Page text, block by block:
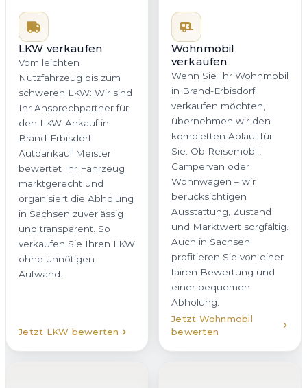
LKW verkaufen
Vom leichten
Nutzfahrzeug bis zum
schweren LKW: Wir sind
Ihr Ansprechpartner für
den LKW-Ankauf in
Brand-Erbisdorf.
Autoankauf Meister
bewertet Ihr Fahrzeug
marktgerecht und
organisiert die Abholung
in Sachsen zuverlässig
und transparent. So
verkaufen Sie Ihren LKW
ohne unnötigen
Aufwand.
Jetzt LKW bewerten
in Brand-Erbisdorf
verkaufen möchten,
übernehmen wir den
kompletten Ablauf für
Sie. Ob Reisemobil,
Campervan oder
Wohnwagen – wir
berücksichtigen
Ausstattung, Zustand
und Marktwert sorgfältig.
Auch in Sachsen
profitieren Sie von einer
fairen Bewertung und
einer bequemen
Abholung.
Jetzt Wohnmobil
bewerten